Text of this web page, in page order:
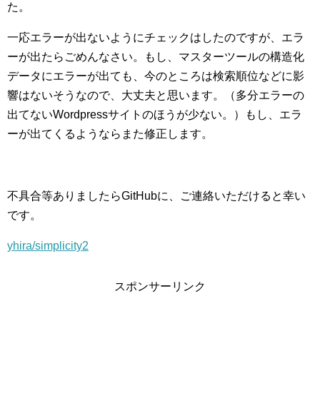
た。
一応エラーが出ないようにチェックはしたのですが、エラ
ーが出たらごめんなさい。もし、マスターツールの構造化
データにエラーが出ても、今のところは検索順位などに影
響はないそうなので、大丈夫と思います。（多分エラーの
出てないWordpressサイトのほうが少ない。）もし、エラ
ーが出てくるようならまた修正します。
不具合等ありましたらGitHubに、ご連絡いただけると幸い
です。
yhira/simplicity2
スポンサーリンク